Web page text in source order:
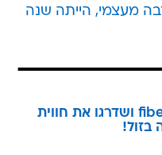
מעצמי, הייתה שנה
הצטרפו לוואלה fiber ושדרגו את חווית
בזול!